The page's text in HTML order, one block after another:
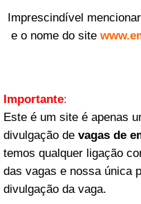
Imprescindível
e o nome do site
Importante:
Este é um site é apenas
divulgação de vagas de
temos qualquer ligação
das vagas e nossa única
divulgação da vaga.